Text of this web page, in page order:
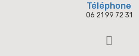
Téléphone
06 21 99 72 31